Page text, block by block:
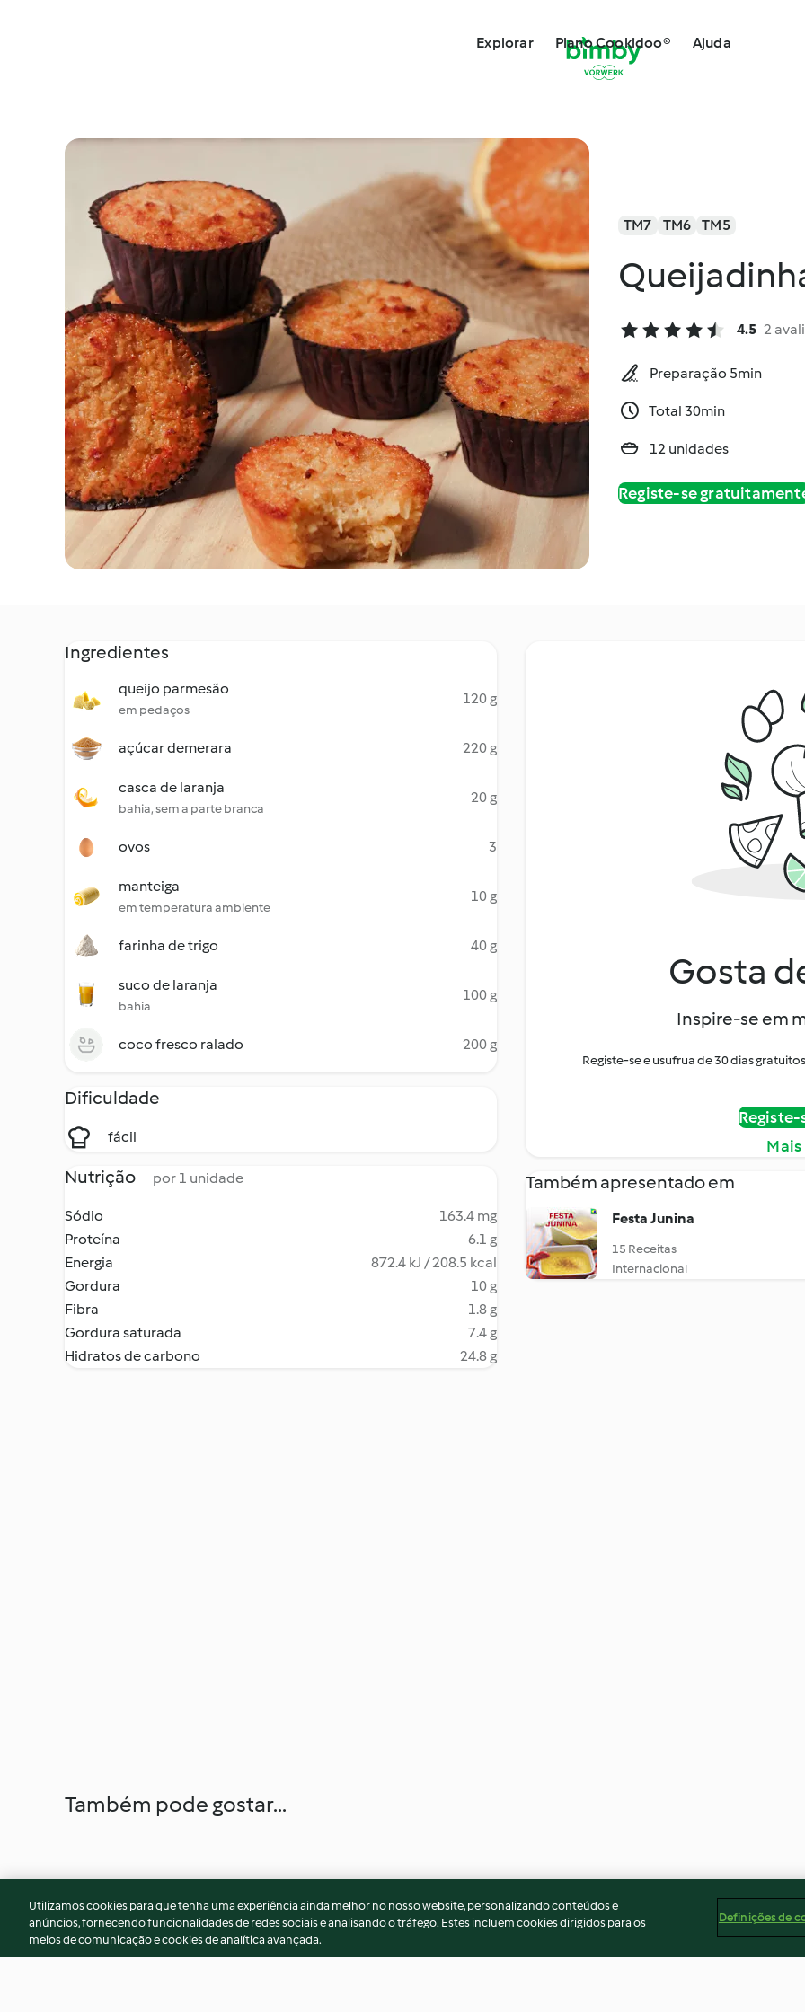
Explorar Plano Cookidoo® Ajuda
TM7 TM6 TM5
4.5 2
Preparação 5min
Total 30min
12 unidades
Registe-se
Ingredientes
queijo parmesão
em pedaços
120 g
açúcar demerara 220 g
casca de laranja
bahia, sem a parte branca
20 g
ovos 3
manteiga
em temperatura ambiente
10 g
farinha de trigo 40 g
suco de laranja
bahia
100 g
coco fresco ralado 200 g
Dificuldade
fácil
Nutrição por 1 unidade
Sódio
163.4 mg
Proteína
6.1 g
Energia
872.4 kJ / 208.5 kcal
Gordura
10 g
Fibra
1.8 g
Gordura saturada
7.4 g
Hidratos de carbono
24.8 g
Gosta
Inspire-se em
Registe-se e usufrua de 30 dias
Também apresentado em
Festa Junina
15 Receitas
Internacional
Também pode gostar...
Utilizamos cookies para que tenha uma experiência ainda melhor no nosso website, personalizando conteúdos e
anúncios, fornecendo funcionalidades de redes sociais e analisando o tráfego. Estes incluem cookies dirigidos para os
meios de comunicação e cookies de analítica avançada.
Definições de